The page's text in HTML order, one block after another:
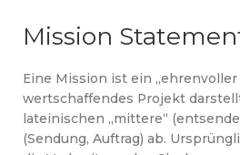
Mission
Eine Mission ist ein „ehrenvoller
wertschaffendes Projekt
lateinischen „mittere“
(Sendung, Auftrag) ab.